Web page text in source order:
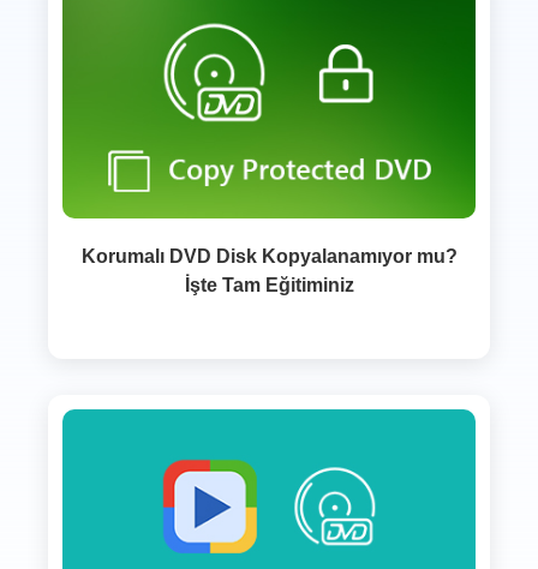
Korumalı DVD Disk Kopyalanamıyor mu?
İşte Tam Eğitiminiz